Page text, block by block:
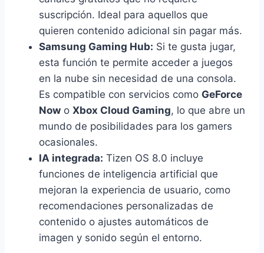
suscripción. Ideal para aquellos que
quieren contenido adicional sin pagar más.
Samsung Gaming Hub: Si te gusta jugar,
esta función te permite acceder a juegos
en la nube sin necesidad de una consola.
Es compatible con servicios como GeForce
Now o Xbox Cloud Gaming, lo que abre un
mundo de posibilidades para los gamers
ocasionales.
IA integrada: Tizen OS 8.0 incluye
funciones de inteligencia artificial que
mejoran la experiencia de usuario, como
recomendaciones personalizadas de
contenido o ajustes automáticos de
imagen y sonido según el entorno.